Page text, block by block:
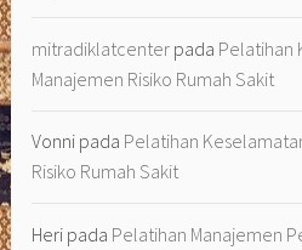
mitradiklatcenter pada Pelatihan
Manajemen Risiko Rumah Sakit
Vonni pada Pelatihan
Risiko Rumah Sakit
Heri pada Pelatihan Manajemen